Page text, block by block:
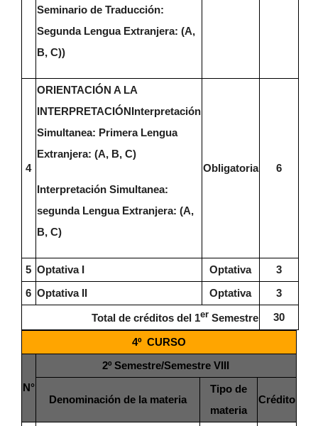
Seminario de Traducción:
Segunda Lengua Extranjera: (A,
B, C))
4
ORIENTACIÓN A LA
INTERPRETACIÓNInterpretación
Simultanea: Primera Lengua
Extranjera: (A, B, C)
Interpretación Simultanea:
segunda Lengua Extranjera: (A,
B, C)
Obligatoria 6
5 Optativa I Optativa
3
6 Optativa II Optativa 3
Total de créditos del 1erSemestre 30
4º CURSO
N°
2º Semestre/Semestre VIII
Denominación de la materia
Tipo de
materia
Crédito